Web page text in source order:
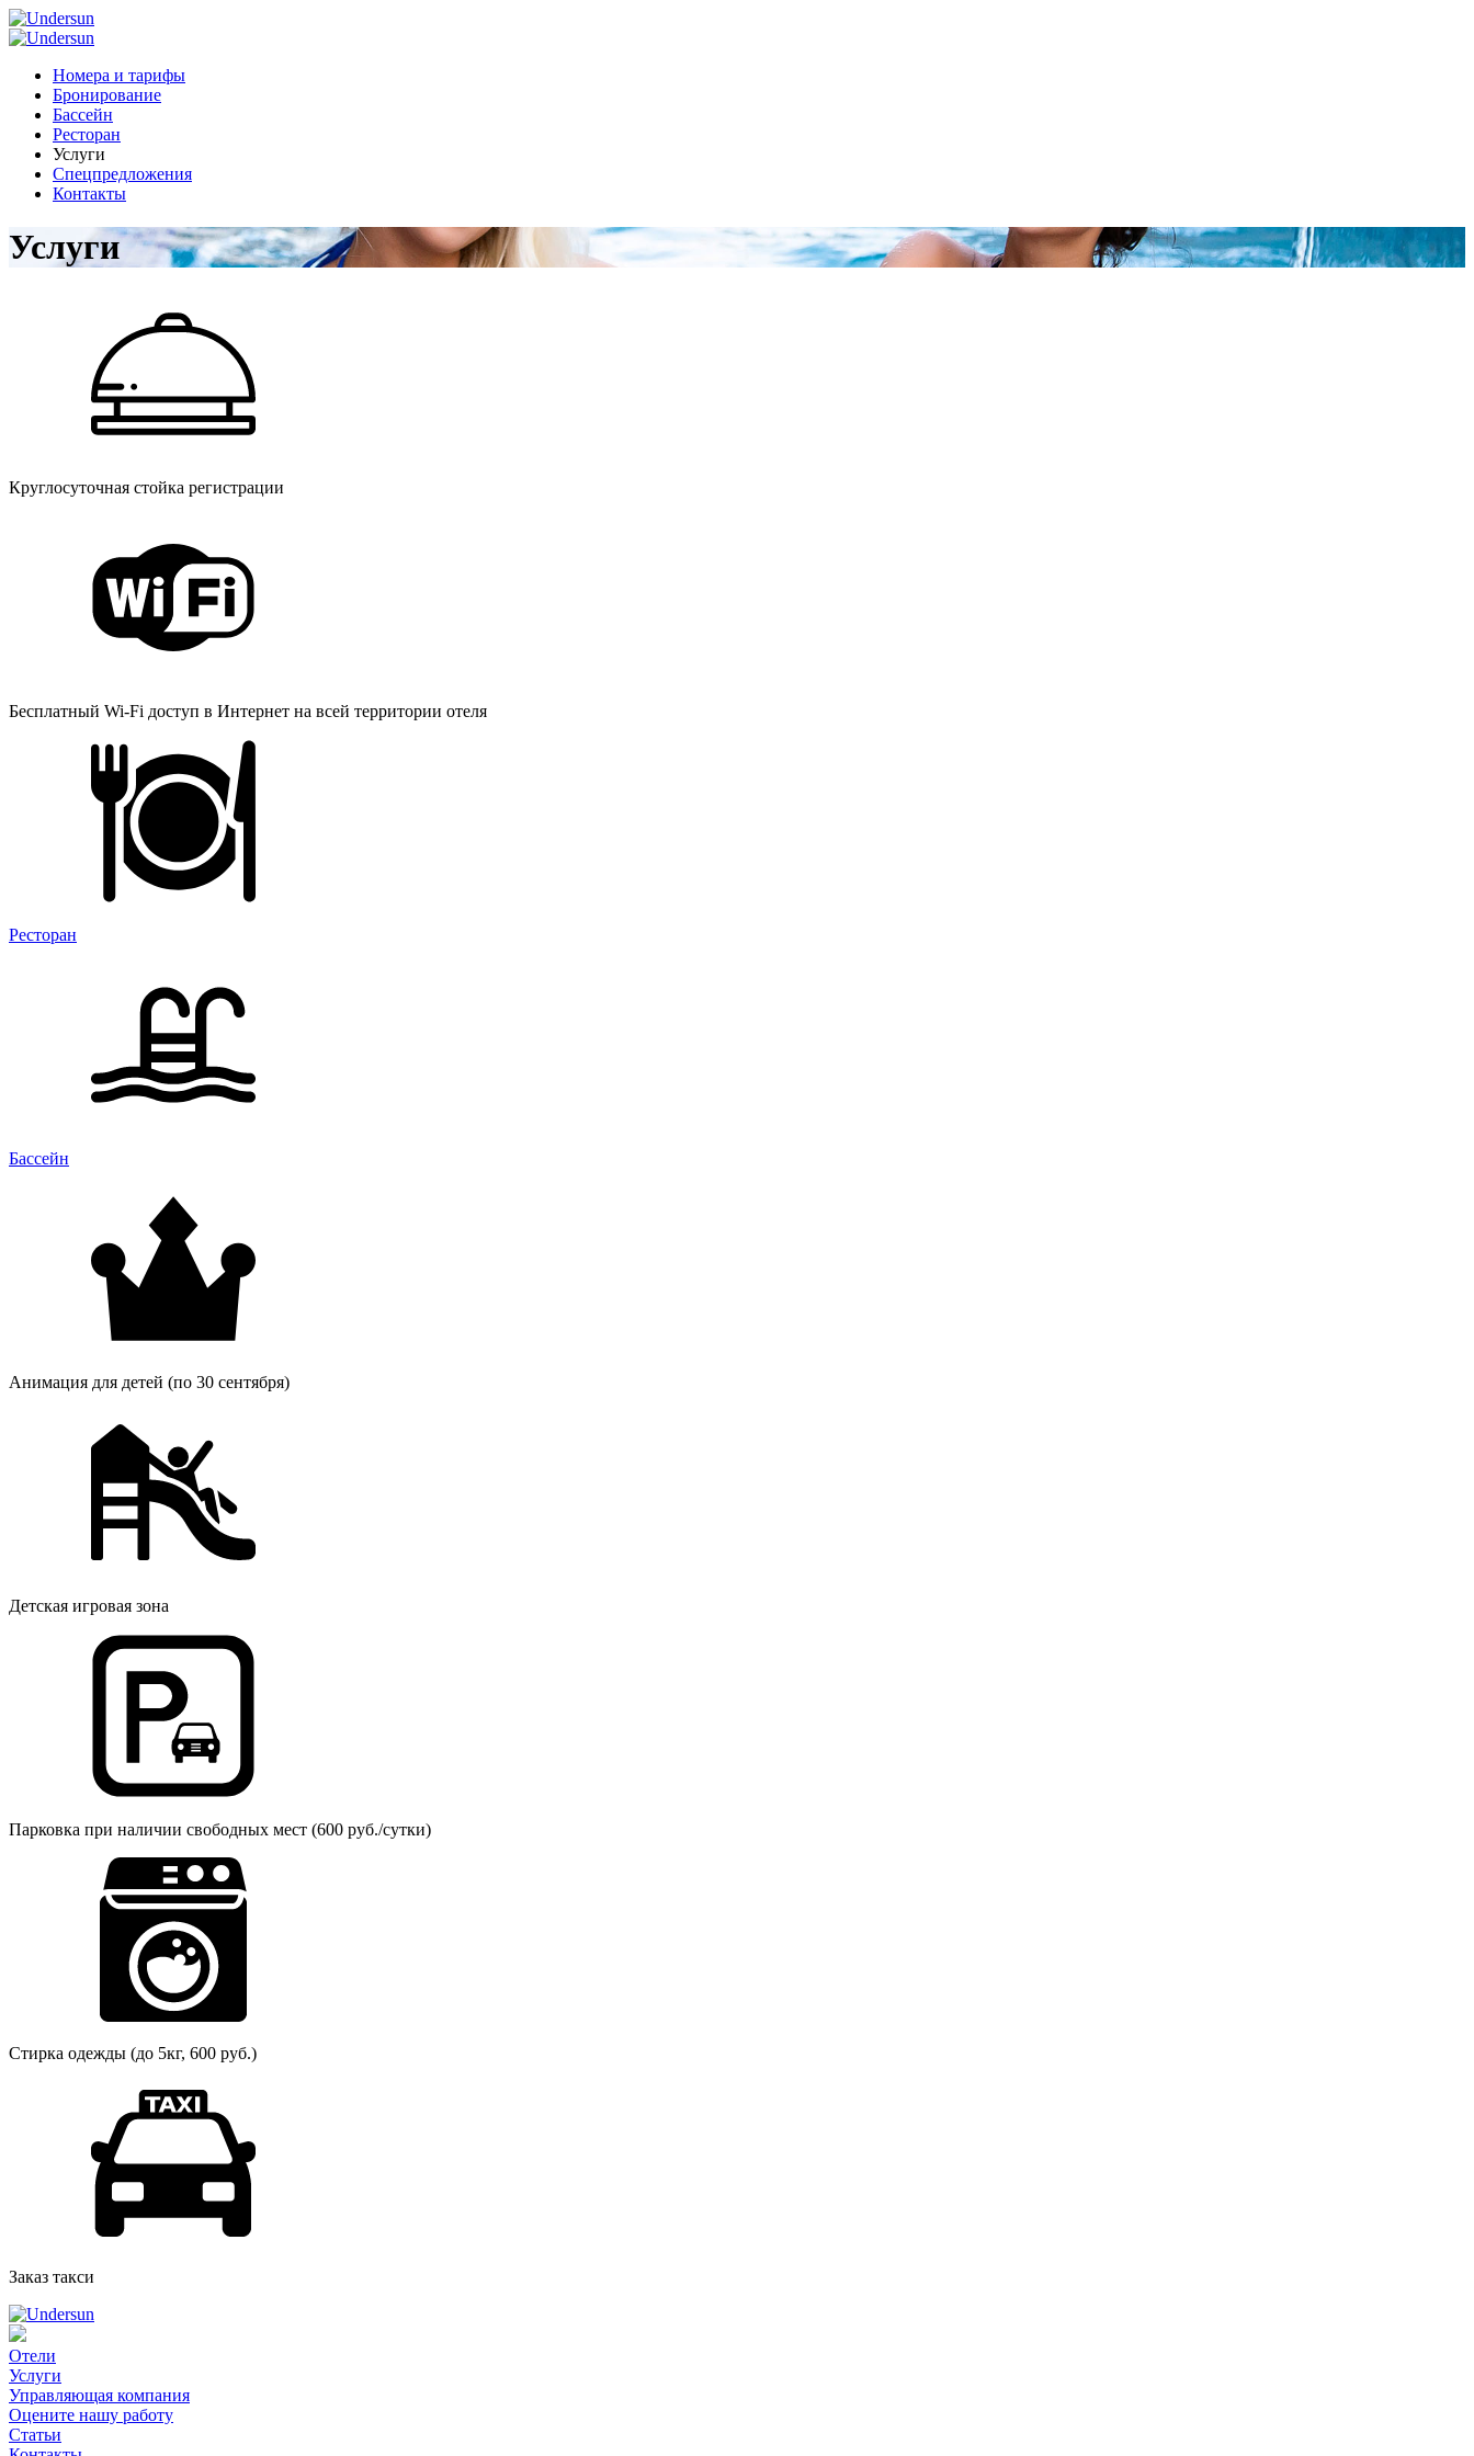
Номера и тарифы
Бронирование
Бассейн
Ресторан
Услуги
Спецпредложения
Контакты
Услуги
Круглосуточная стойка регистрации
Бесплатный Wi-Fi доступ в Интернет на всей территории отеля
Ресторан
Бассейн
Анимация для детей (по 30 сентября)
Детская игровая зона
Парковка при наличии свободных мест (600 руб./сутки)
Стирка одежды (до 5кг, 600 руб.)
Заказ такси
Отели
Услуги
Управляющая компания
Оцените нашу работу
Статьи